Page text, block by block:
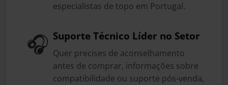
especialistas de topo em Portugal.
🎧 Suporte Técnico Líder no Setor
Quer precises de aconselhamento
antes de comprar, informações sobre
compatibilidade ou suporte pós-venda,